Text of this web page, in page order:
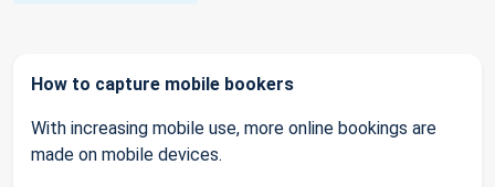
How to capture mobile bookers
With increasing mobile use, more online bookings are
made on mobile devices.